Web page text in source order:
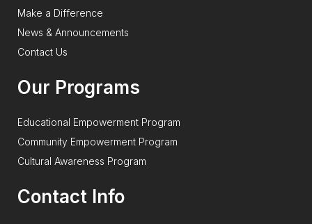
Make a Difference
News & Announcements
Contact Us
Our Programs
Educational Empowerment Program
Community Empowerment Program
Cultural Awareness Program
Contact Info